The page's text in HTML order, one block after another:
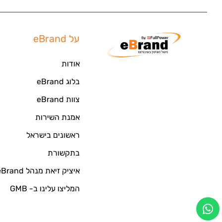
על eBrand
אודות
בלוג eBrand
צוות eBrand
אמנת השירות
ראשונים בישראל
בתקשורת
איציק זיאת מנהל eBrand
המליצו עלינו ב- GMB